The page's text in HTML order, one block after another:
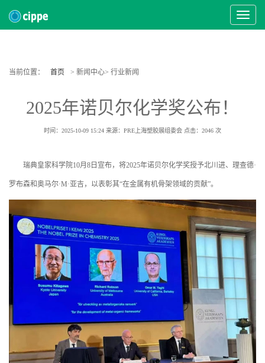
Toggle
当前位置： 首页 > 新闻中心> 行业新闻
2025年诺贝尔化学奖公布！
时间：2025-10-09 15:24 来源：PRE上海塑胶展组委会 点击： 2046 次
瑞典皇家科学院10月8日宣布，将2025年诺贝尔化学奖授予北川进、理查德·
罗布森和奥马尔·M·亚吉，以表彰其“在金属有机骨架领域的贡献”。